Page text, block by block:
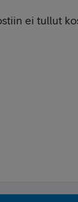
ei tullut